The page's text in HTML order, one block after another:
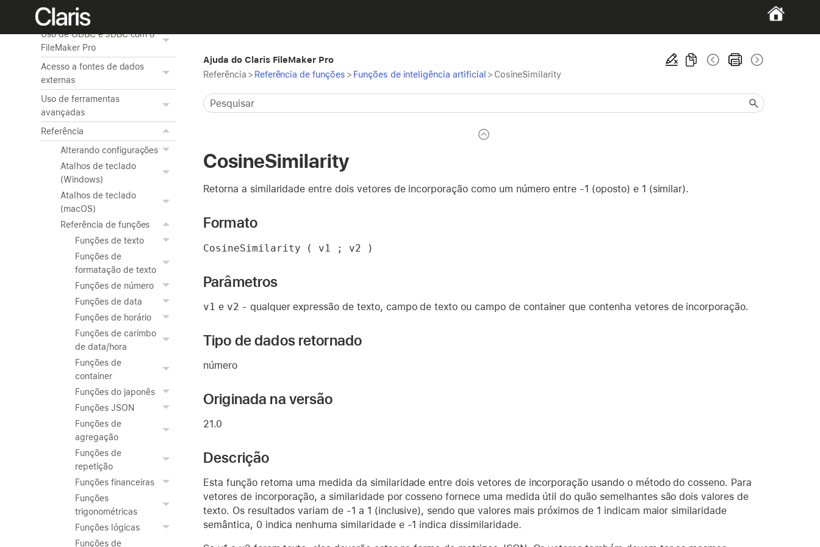
dados na Web
Uso de ODBC e JDBC com o
FileMaker Pro
Acesso a fontes de dados
externas
Uso de ferramentas
avançadas
Referência
Alterando configurações
Atalhos de teclado
(Windows)
Atalhos de teclado
(macOS)
Referência de funções
Funções de texto
Funções de
formatação de texto
Funções de número
Funções de data
Funções de horário
Funções de carimbo
de data/hora
Funções de
container
Funções do japonês
Funções JSON
Funções de
agregação
Funções de
repetição
Funções financeiras
Funções
trigonométricas
Funções lógicas
Funções de
Ajuda do Claris FileMaker Pro
Referência > Referência de funções > Funções de inteligência artificial > CosineSimilarity
CosineSimilarity
Retorna a similaridade entre dois vetores de incorporação como um número entre -1 (oposto) e 1 (similar).
Formato
CosineSimilarity ( v1 ; v2 )
Parâmetros
v1 e v2 - qualquer expressão de texto, campo de texto ou campo de container que contenha vetores de incorporação.
Tipo de dados retornado
número
Originada na versão
21.0
Descrição
Esta função retorna uma medida da similaridade entre dois vetores de incorporação usando o método do cosseno. Para
vetores de incorporação, a similaridade por cosseno fornece uma medida útil do quão semelhantes são dois valores de
texto. Os resultados variam de -1 a 1 (inclusive), sendo que valores mais próximos de 1 indicam maior similaridade
semântica, 0 indica nenhuma similaridade e -1 indica dissimilaridade.